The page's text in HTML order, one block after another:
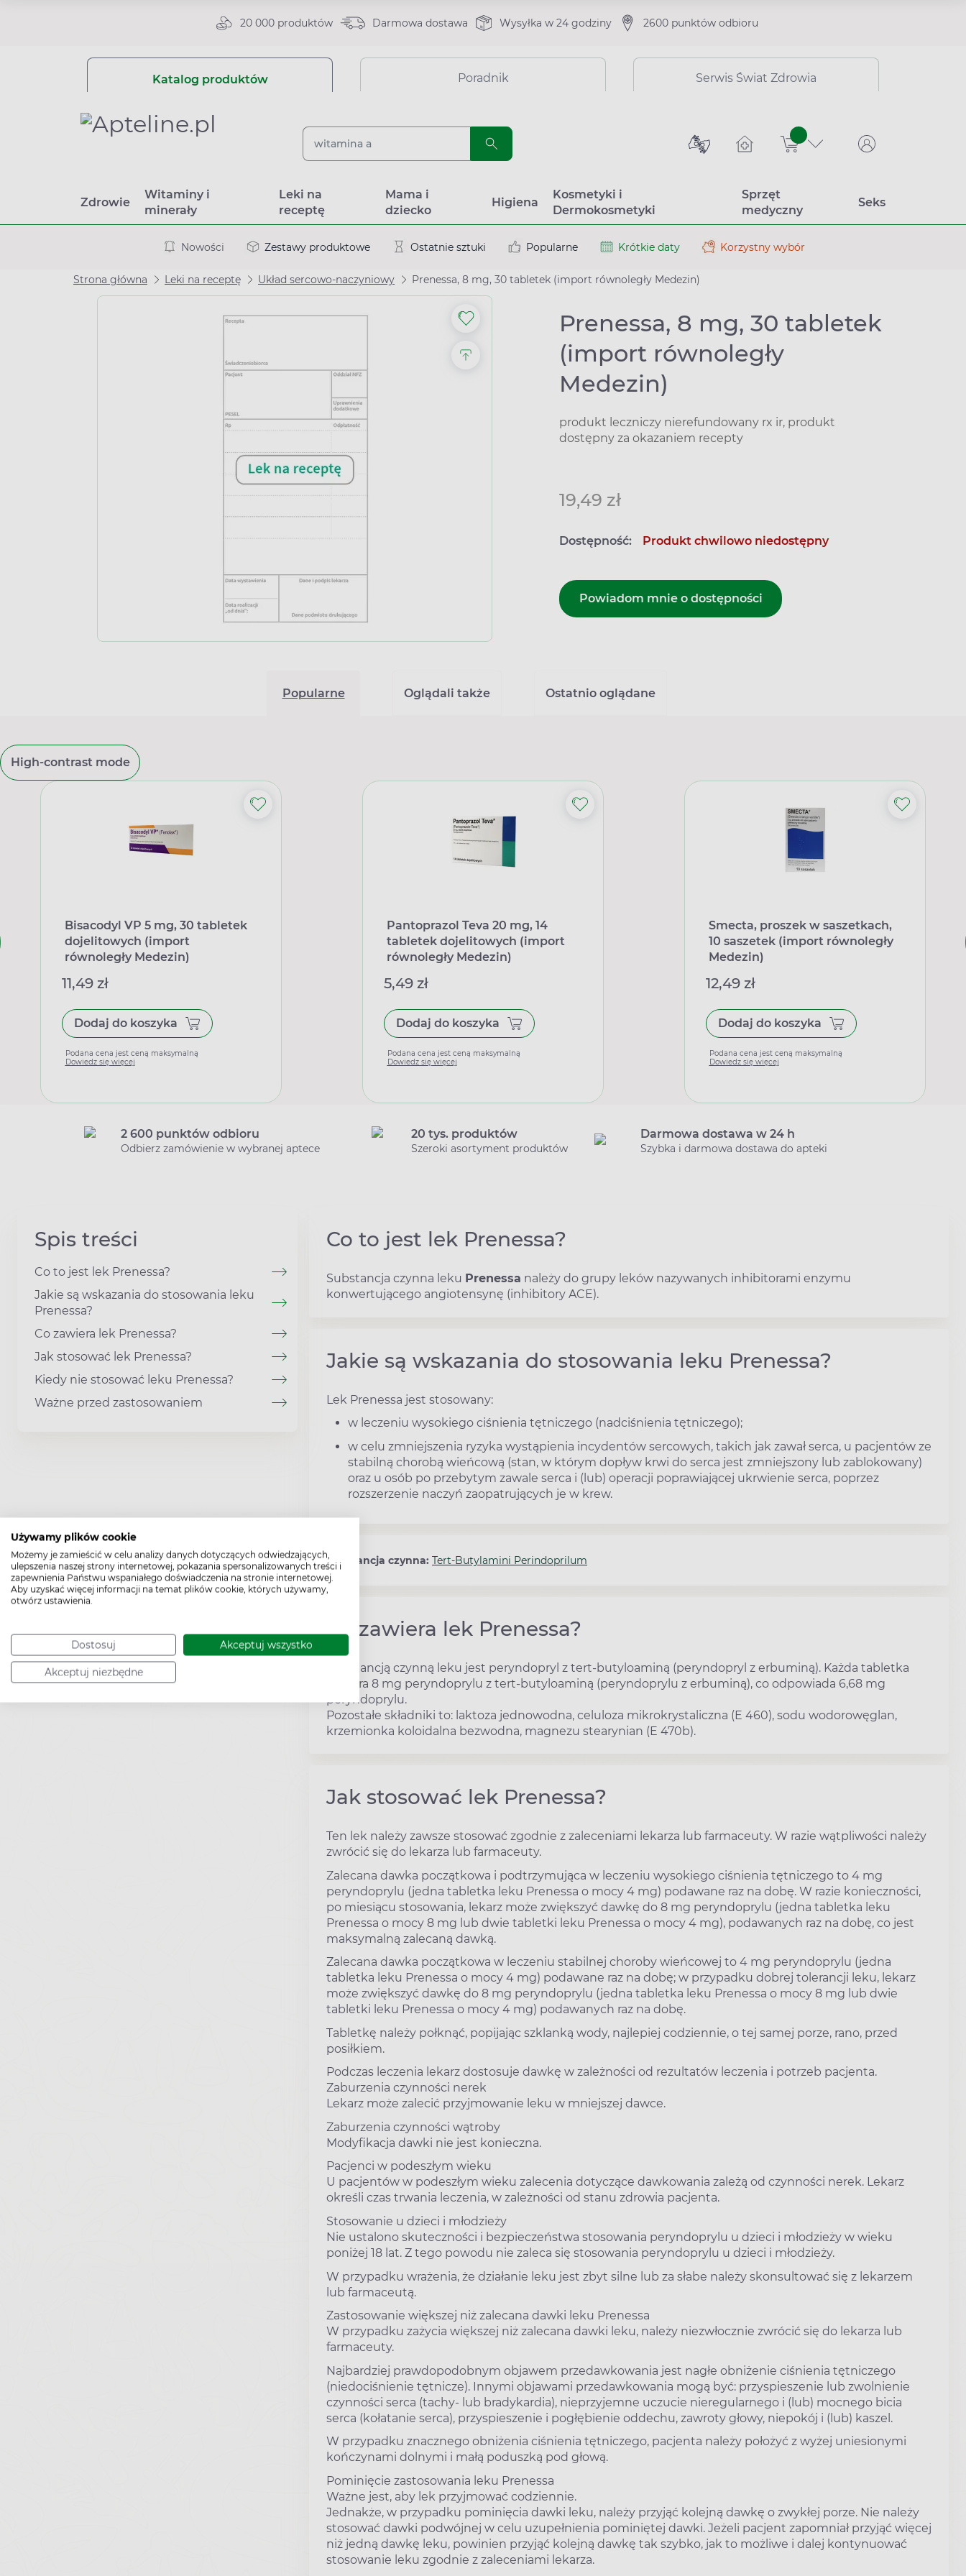
Używamy plików cookie
Możemy je zamieścić w celu analizy danych dotyczących odwiedzających,
ulepszenia naszej strony internetowej, pokazania spersonalizowanych treści i
zapewnienia Państwu wspaniałego doświadczenia na stronie internetowej.
Aby uzyskać więcej informacji na temat plików cookie, których używamy,
otwórz ustawienia.
Dostosuj Akceptuj wszystko
Akceptuj niezbędne
20 000 produktów Darmowa dostawa Wysyłka w 24 godziny 2600 punktów odbioru
Katalog produktów Poradnik Serwis Świat Zdrowia
sztuk
Zdrowie
Witaminy i
minerały
Leki na
receptę
Mama i
dziecko
Higiena
Kosmetyki i
Dermokosmetyki
Sprzęt
medyczny
Seks
Nowości Zestawy produktowe Ostatnie sztuki Popularne Krótkie daty Korzystny wybór
Strona główna Leki na receptę Układ sercowo-naczyniowy Prenessa, 8 mg, 30 tabletek (import równoległy Medezin)
Prenessa, 8 mg, 30 tabletek
(import równoległy
Medezin)
produkt leczniczy nierefundowany rx ir, produkt
dostępny za okazaniem recepty
19,49 zł
Dostępność: Produkt chwilowo niedostępny
Powiadom mnie o dostępności
Popularne Oglądali także Ostatnio oglądane
High-contrast mode
Bisacodyl VP 5 mg, 30 tabletek
dojelitowych (import
równoległy Medezin)
11,49 zł
Dodaj do koszyka
Podana cena jest ceną maksymalną
Dowiedz się więcej
Pantoprazol Teva 20 mg, 14
tabletek dojelitowych (import
równoległy Medezin)
5,49 zł
Dodaj do koszyka
Podana cena jest ceną maksymalną
Dowiedz się więcej
Smecta, proszek w saszetkach,
10 saszetek (import równoległy
Medezin)
12,49 zł
Dodaj do koszyka
Podana cena jest ceną maksymalną
Dowiedz się więcej
2 600 punktów odbioru
Odbierz zamówienie w wybranej aptece
20 tys. produktów
Szeroki asortyment produktów
Darmowa dostawa w 24 h
Szybka i darmowa dostawa do apteki
Spis treści
Co to jest lek Prenessa?
Jakie są wskazania do stosowania leku
Prenessa?
Co zawiera lek Prenessa?
Jak stosować lek Prenessa?
Kiedy nie stosować leku Prenessa?
Ważne przed zastosowaniem
Co to jest lek Prenessa?
Substancja czynna leku Prenessa należy do grupy leków nazywanych inhibitorami enzymu
konwertującego angiotensynę (inhibitory ACE).
Jakie są wskazania do stosowania leku Prenessa?
Lek Prenessa jest stosowany:
w leczeniu wysokiego ciśnienia tętniczego (nadciśnienia tętniczego);
w celu zmniejszenia ryzyka wystąpienia incydentów sercowych, takich jak zawał serca, u pacjentów ze
stabilną chorobą wieńcową (stan, w którym dopływ krwi do serca jest zmniejszony lub zablokowany)
oraz u osób po przebytym zawale serca i (lub) operacji poprawiającej ukrwienie serca, poprzez
rozszerzenie naczyń zaopatrujących je w krew.
Substancja czynna: Tert-Butylamini Perindoprilum
Co zawiera lek Prenessa?
Substancją czynną leku jest peryndopryl z tert-butyloaminą (peryndopryl z erbuminą). Każda tabletka
zawiera 8 mg peryndoprylu z tert-butyloaminą (peryndoprylu z erbuminą), co odpowiada 6,68 mg
peryndoprylu.
Pozostałe składniki to: laktoza jednowodna, celuloza mikrokrystaliczna (E 460), sodu wodorowęglan,
krzemionka koloidalna bezwodna, magnezu stearynian (E 470b).
Jak stosować lek Prenessa?
Ten lek należy zawsze stosować zgodnie z zaleceniami lekarza lub farmaceuty. W razie wątpliwości należy
zwrócić się do lekarza lub farmaceuty.
Zalecana dawka początkowa i podtrzymująca w leczeniu wysokiego ciśnienia tętniczego to 4 mg
peryndoprylu (jedna tabletka leku Prenessa o mocy 4 mg) podawane raz na dobę. W razie konieczności,
po miesiącu stosowania, lekarz może zwiększyć dawkę do 8 mg peryndoprylu (jedna tabletka leku
Prenessa o mocy 8 mg lub dwie tabletki leku Prenessa o mocy 4 mg), podawanych raz na dobę, co jest
maksymalną zalecaną dawką.
Zalecana dawka początkowa w leczeniu stabilnej choroby wieńcowej to 4 mg peryndoprylu (jedna
tabletka leku Prenessa o mocy 4 mg) podawane raz na dobę; w przypadku dobrej tolerancji leku, lekarz
może zwiększyć dawkę do 8 mg peryndoprylu (jedna tabletka leku Prenessa o mocy 8 mg lub dwie
tabletki leku Prenessa o mocy 4 mg) podawanych raz na dobę.
Tabletkę należy połknąć, popijając szklanką wody, najlepiej codziennie, o tej samej porze, rano, przed
posiłkiem.
Podczas leczenia lekarz dostosuje dawkę w zależności od rezultatów leczenia i potrzeb pacjenta.
Zaburzenia czynności nerek
Lekarz może zalecić przyjmowanie leku w mniejszej dawce.
Zaburzenia czynności wątroby
Modyfikacja dawki nie jest konieczna.
Pacjenci w podeszłym wieku
U pacjentów w podeszłym wieku zalecenia dotyczące dawkowania zależą od czynności nerek. Lekarz
określi czas trwania leczenia, w zależności od stanu zdrowia pacjenta.
Stosowanie u dzieci i młodzieży
Nie ustalono skuteczności i bezpieczeństwa stosowania peryndoprylu u dzieci i młodzieży w wieku
poniżej 18 lat. Z tego powodu nie zaleca się stosowania peryndoprylu u dzieci i młodzieży.
W przypadku wrażenia, że działanie leku jest zbyt silne lub za słabe należy skonsultować się z lekarzem
lub farmaceutą.
Zastosowanie większej niż zalecana dawki leku Prenessa
W przypadku zażycia większej niż zalecana dawki leku, należy niezwłocznie zwrócić się do lekarza lub
farmaceuty.
Najbardziej prawdopodobnym objawem przedawkowania jest nagłe obniżenie ciśnienia tętniczego
(niedociśnienie tętnicze). Innymi objawami przedawkowania mogą być: przyspieszenie lub zwolnienie
czynności serca (tachy- lub bradykardia), nieprzyjemne uczucie nieregularnego i (lub) mocnego bicia
serca (kołatanie serca), przyspieszenie i pogłębienie oddechu, zawroty głowy, niepokój i (lub) kaszel.
W przypadku znacznego obniżenia ciśnienia tętniczego, pacjenta należy położyć z wyżej uniesionymi
kończynami dolnymi i małą poduszką pod głową.
Pominięcie zastosowania leku Prenessa
Ważne jest, aby lek przyjmować codziennie.
Jednakże, w przypadku pominięcia dawki leku, należy przyjąć kolejną dawkę o zwykłej porze. Nie należy
stosować dawki podwójnej w celu uzupełnienia pominiętej dawki. Jeżeli pacjent zapomniał przyjąć więcej
niż jedną dawkę leku, powinien przyjąć kolejną dawkę tak szybko, jak to możliwe i dalej kontynuować
stosowanie leku zgodnie z zaleceniami lekarza.